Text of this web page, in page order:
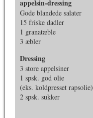
appelsin-dressing
Gode blandede salater
15 friske dadler
1 granatæble
3 æbler
Dressing
3 store appelsiner
1 spsk. god olie
(eks. koldpresset rapsolie)
2 spsk. sukker